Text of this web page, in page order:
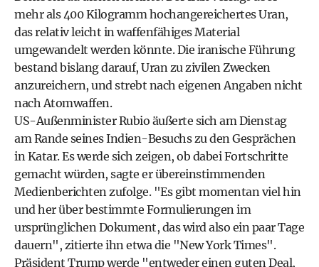
mehr als 400 Kilogramm hochangereichertes Uran,
das relativ leicht in waffenfähiges Material
umgewandelt werden könnte. Die iranische Führung
bestand bislang darauf, Uran zu zivilen Zwecken
anzureichern, und strebt nach eigenen Angaben nicht
nach Atomwaffen.
US-Außenminister Rubio äußerte sich am Dienstag
am Rande seines Indien-Besuchs zu den Gesprächen
in Katar. Es werde sich zeigen, ob dabei Fortschritte
gemacht würden, sagte er übereinstimmenden
Medienberichten zufolge. "Es gibt momentan viel hin
und her über bestimmte Formulierungen im
ursprünglichen Dokument, das wird also ein paar Tage
dauern", zitierte ihn etwa die "New York Times".
Präsident Trump werde "entweder einen guten Deal,